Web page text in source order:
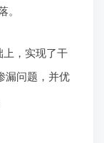
。
，实现了干
漏问题，并优